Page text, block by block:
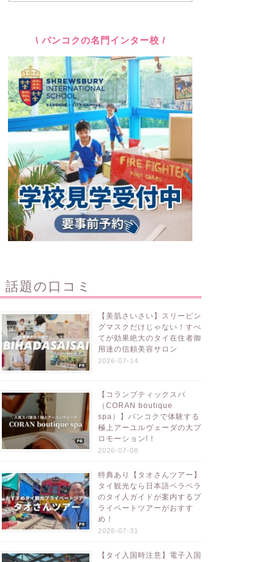
\ バンコクの名門インター校 /
話題の口コミ
【美肌さいさい】スリーピン
グマスクだけじゃない！すべ
てが効果絶大のタイ在住者御
用達の信頼美容サロン
2026-07-14
【コランブティックスパ
（CORAN boutique
spa）】バンコクで体験する
極上アーユルヴェーダの大プ
ロモーション!！
2026-07-08
特典あり【タオさんツアー】
タイ観光なら日本語ペラペラ
のタイ人ガイドが案内するプ
ライベートツアーがおすす
め！
2026-07-31
【タイ入国時注意】電子入国